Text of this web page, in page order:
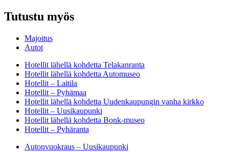
Tutustu myös
Majoitus
Autot
Hotellit lähellä kohdetta Telakanranta
Hotellit lähellä kohdetta Automuseo
Hotellit – Laitila
Hotellit – Pyhämaa
Hotellit lähellä kohdetta Uudenkaupungin vanha kirkko
Hotellit – Uusikaupunki
Hotellit lähellä kohdetta Bonk-museo
Hotellit – Pyhäranta
Autonvuokraus – Uusikaupunki